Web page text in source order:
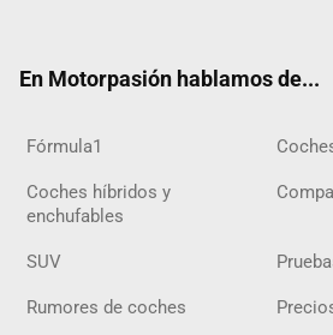
En Motorpasión hablamos de...
Fórmula1
Coches híbridos y
enchufables
SUV
Rumores de coches